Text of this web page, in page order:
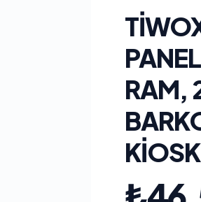
RAM,